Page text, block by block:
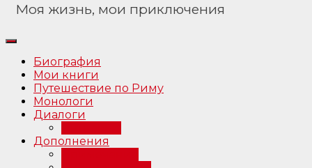
Моя жизнь, мои приключения
Биография
Мои книги
Путешествие по Риму
Монологи
Диалоги
Дополнения